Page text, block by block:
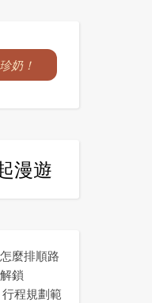
奶！
漫遊
麼排順路
鎖
程規劃範